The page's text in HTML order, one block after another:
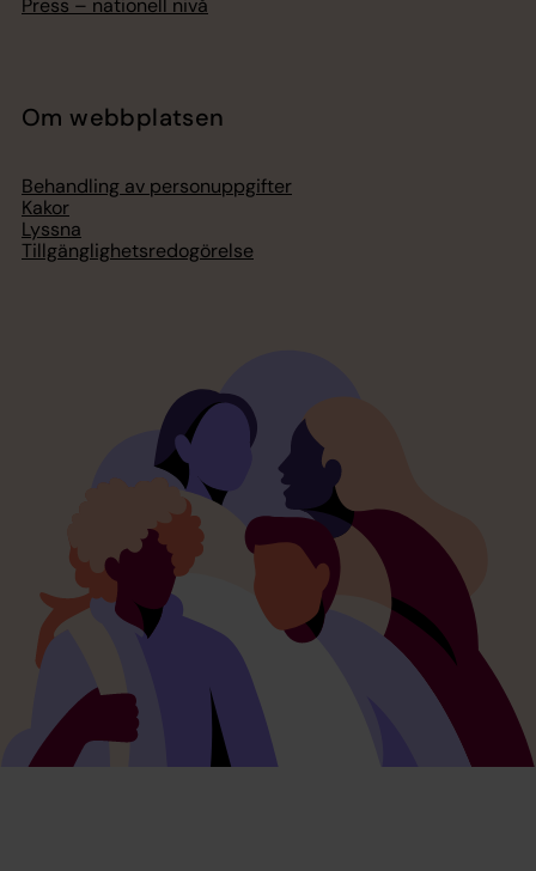
Om webbplatsen
Behandling av personuppgifter
Kakor
Lyssna
Tillgänglighetsredogörelse